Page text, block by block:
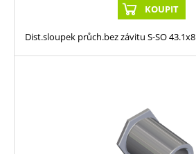
KOUPIT
Dist.sloupek průch.bez závitu S-SO 43.1x8